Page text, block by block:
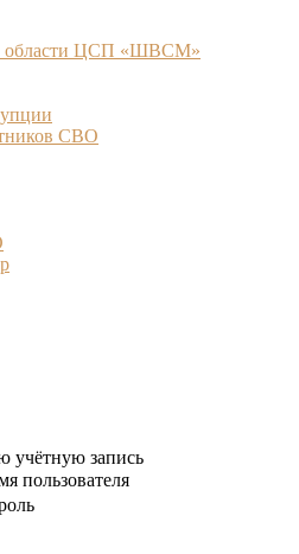
области ЦСП «ШВСМ»
СВО
учётную запись
пользователя